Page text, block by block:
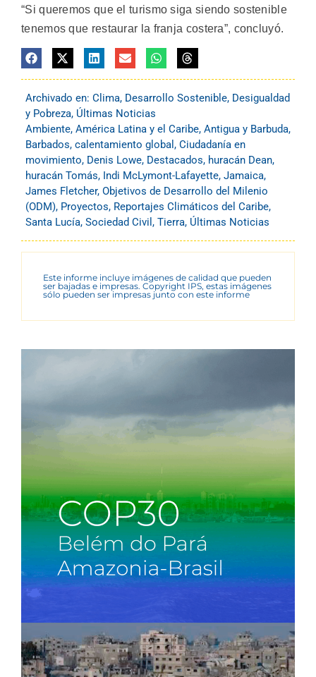
“Si queremos que el turismo siga siendo sostenible
tenemos que restaurar la franja costera”, concluyó.
Archivado en: Clima, Desarrollo Sostenible, Desigualdad
y Pobreza, Últimas Noticias
Ambiente, América Latina y el Caribe, Antigua y Barbuda,
Barbados, calentamiento global , Ciudadanía en
movimiento, Denis Lowe, Destacados, huracán Dean,
huracán Tomás, Indi McLymont-Lafayette, Jamaica,
James Fletcher, Objetivos de Desarrollo del Milenio
(ODM), Proyectos, Reportajes Climáticos del Caribe,
Santa Lucía, Sociedad Civil , Tierra, Últimas Noticias
Este informe incluye imágenes de calidad que pueden
ser bajadas e impresas. Copyright IPS, estas imágenes
sólo pueden ser impresas junto con este informe